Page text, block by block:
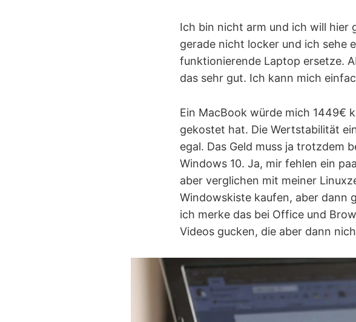
Ich bin nicht arm und ich will hier
gerade nicht locker und ich sehe
funktionierende Laptop ersetze.
das sehr gut. Ich kann mich
Ein MacBook würde mich 1449€
gekostet hat. Die Wertstabilität
egal. Das Geld muss ja trotzdem
Windows 10. Ja, mir fehlen ein
aber verglichen mit meiner
Windowskiste kaufen, aber dann
ich merke das bei Office und
Videos gucken, die aber dann